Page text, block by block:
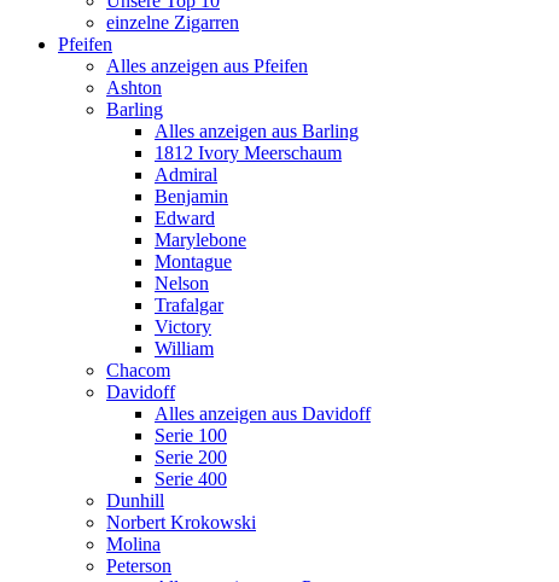
einzelne Zigarren
Pfeifen
Alles anzeigen aus Pfeifen
Ashton
Barling
Alles anzeigen aus Barling
1812 Ivory Meerschaum
Admiral
Benjamin
Edward
Marylebone
Montague
Nelson
Trafalgar
Victory
William
Chacom
Davidoff
Alles anzeigen aus Davidoff
Serie 100
Serie 200
Serie 400
Dunhill
Norbert Krokowski
Molina
Peterson